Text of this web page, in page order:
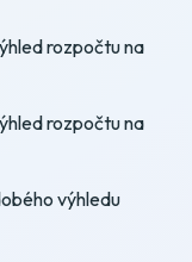
rozpočtu na
rozpočtu na
výhledu